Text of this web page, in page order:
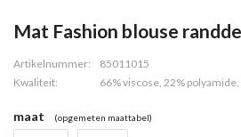
Mat Fashion blouse
Artikelnummer:
85011015
Kwaliteit:
66% viscose, 22%
maat (opgemeten maattabel)